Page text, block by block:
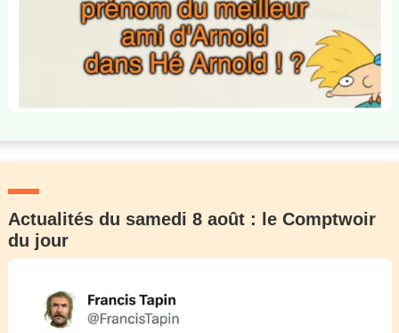
Actualités du samedi 8 août : le Comptwoir
du jour